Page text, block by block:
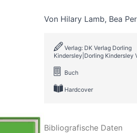
Von Hilary Lamb, Bea
Verlag: DK Verlag Dorling
Kindersley|Dorling Kindersley
Buch
Hardcover
Bibliografische Daten